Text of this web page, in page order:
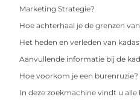
Marketing Strategie?
Hoe achterhaal je de grenzen
Het heden en verleden van
Aanvullende informatie bij de
Hoe voorkom je een burenruzie?
In deze zoekmachine vindt u